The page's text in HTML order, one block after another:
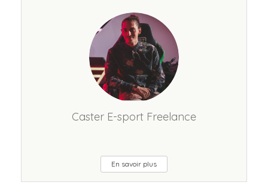
Caster E-sport Freelance
En savoir plus